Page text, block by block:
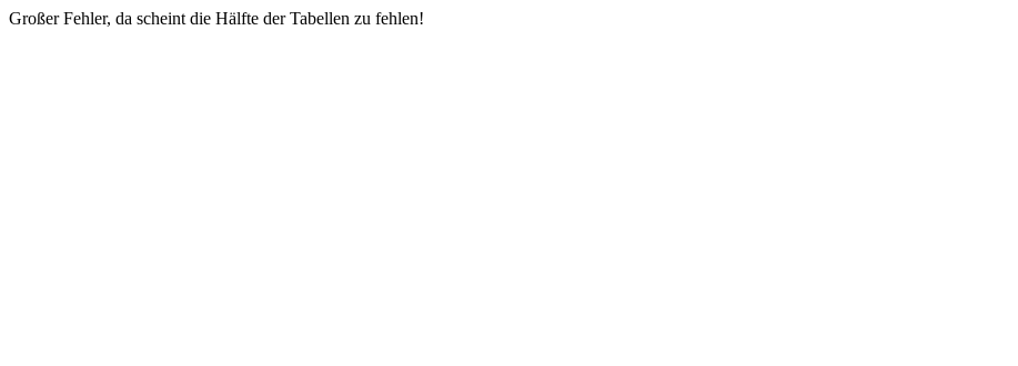
Großer Fehler, da scheint die Hälfte der Tabellen zu fehlen!